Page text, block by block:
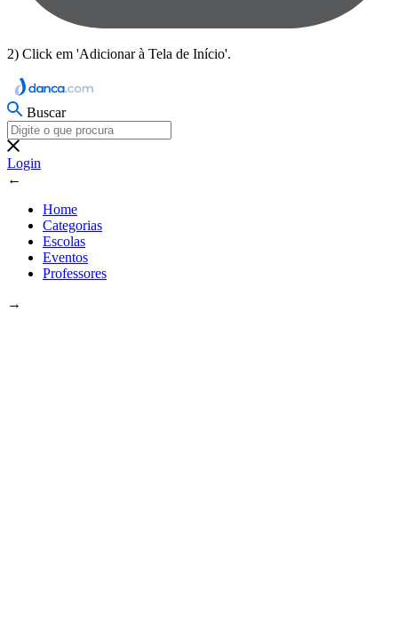
2) Click em 'Adicionar à Tela de Início'.
Buscar
Login
←
Home
Categorias
Escolas
Eventos
Professores
→